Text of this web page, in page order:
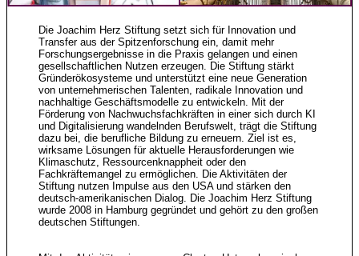
Die Joachim Herz Stiftung setzt sich für Innovation und
Transfer aus der Spitzenforschung ein, damit mehr
Forschungsergebnisse in die Praxis gelangen und einen
gesellschaftlichen Nutzen erzeugen. Die Stiftung stärkt
Gründerökosysteme und unterstützt eine neue Generation
von unternehmerischen Talenten, radikale Innovation und
nachhaltige Geschäftsmodelle zu entwickeln. Mit der
Förderung von Nachwuchsfachkräften in einer sich durch KI
und Digitalisierung wandelnden Berufswelt, trägt die Stiftung
dazu bei, die berufliche Bildung zu erneuern. Ziel ist es,
wirksame Lösungen für aktuelle Herausforderungen wie
Klimaschutz, Ressourcenknappheit oder den
Fachkräftemangel zu ermöglichen. Die Aktivitäten der
Stiftung nutzen Impulse aus den USA und stärken den
deutsch-amerikanischen Dialog. Die Joachim Herz Stiftung
wurde 2008 in Hamburg gegründet und gehört zu den großen
deutschen Stiftungen.